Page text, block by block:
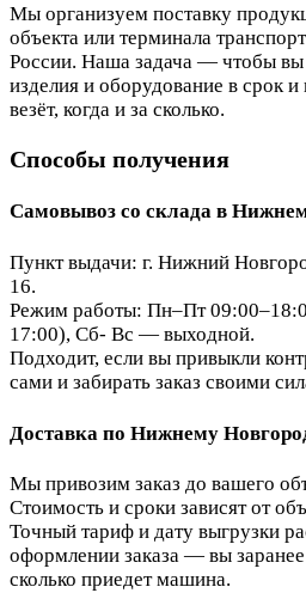
Мы организуем поставку
объекта или терминала
России. Наша задача — чтобы
изделия и оборудование в срок
везёт, когда и за сколько.
Способы получения
Самовывоз со склада в
Пункт выдачи: г. Нижний
16.
Режим работы: Пн–Пт
17:00), Сб- Вс — выходной.
Подходит, если вы привыкли
сами и забирать заказ своими
Доставка по Нижнему
Мы привозим заказ до вашего
Стоимость и сроки зависят от
Точный тариф и дату выгрузки
оформлении заказа — вы заранее
сколько приедет машина.